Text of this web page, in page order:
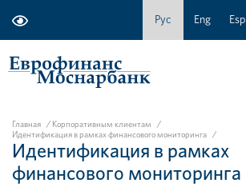
Рус Eng Esp
Главная / Корпоративным клиентам
/
Идентификация в рамках финансового мониторинга
/
Идентификация в рамках
финансового мониторинга